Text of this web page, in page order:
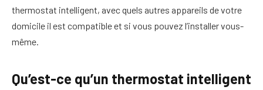
thermostat intelligent, avec quels autres appareils de votre
domicile il est compatible et si vous pouvez l’installer vous-
même.
Qu’est-ce qu’un thermostat intelligent